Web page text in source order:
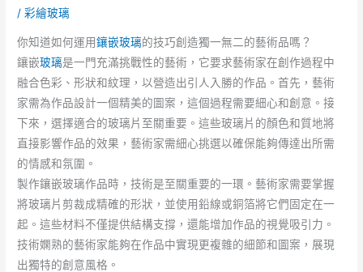
/彩繪玻璃
你知道如何運用鑲嵌玻璃的技巧創造獨一無二的藝術品嗎？
鑲嵌玻璃是一門充滿挑戰性的藝術，它要求藝術家在創作過程中
融合色彩、形狀和紋理，以營造出引人入勝的作品。首先，藝術
家需為作品設計一個精美的圖案，這個過程需要細心和創意。接
下來，選擇適合的玻璃片至關重要。這些玻璃片的顏色和質地將
直接影響作品的效果，藝術家需細心挑選以確保能夠傳達出所需
的情感和氛圍。
製作鑲嵌玻璃作品時，技術是至關重要的一環。藝術家需要掌握
將玻璃片剪裁成精確的形狀，並使用鉛線或銅箔將它們固定在一
起。這些材料不僅提供結構支撐，還能增加作品的視覺吸引力。
技術嫻熟的藝術家能夠在作品中實現更複雜的細節和圖案，展現
出獨特的創意風格。